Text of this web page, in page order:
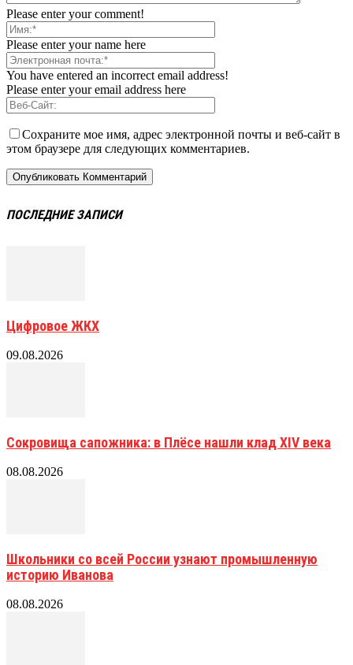
Please enter your comment!
Please enter your name here
You have entered an incorrect email address!
Please enter your email address here
Сохраните мое имя, адрес электронной почты и веб-сайт в
этом браузере для следующих комментариев.
ПОСЛЕДНИЕ ЗАПИСИ
Цифровое ЖКХ
09.08.2026
Сокровища сапожника: в Плёсе нашли клад XIV века
08.08.2026
Школьники со всей России узнают промышленную
историю Иванова
08.08.2026